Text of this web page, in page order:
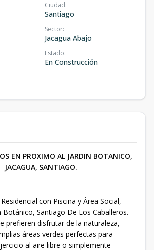
Ciudad:
Santiago
Sector:
Jacagua Abajo
Estado:
En Construcción
EN PROXIMO AL JARDIN BOTANICO,
JACAGUA, SANTIAGO.
con Piscina y Área Social,
Botánico, Santiago De Los Caballeros.
prefieren disfrutar de la naturaleza,
áreas verdes perfectas para
al aire libre o simplemente